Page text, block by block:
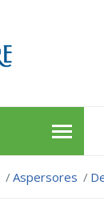
Aspersores